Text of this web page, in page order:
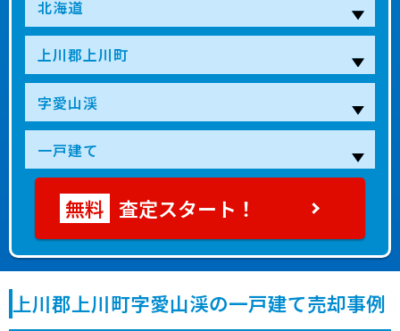
査定スタート！
上川郡上川町字愛山渓の一戸建て売却事例